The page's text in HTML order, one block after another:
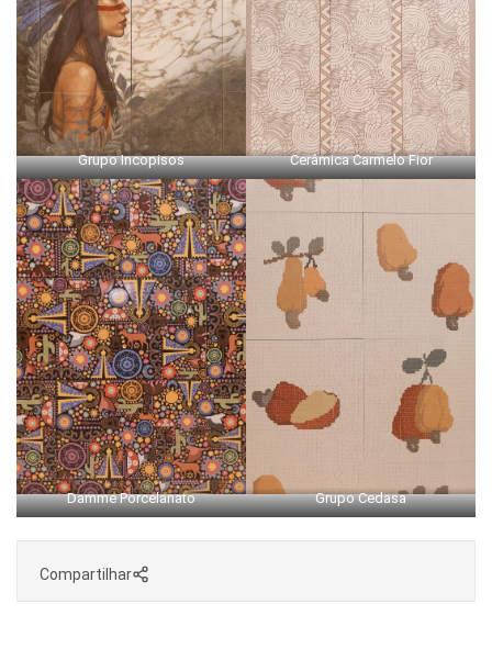
Grupo Incopisos Cerâmica Carmelo Fior
Damme Porcelanato Grupo Cedasa
Compartilhar